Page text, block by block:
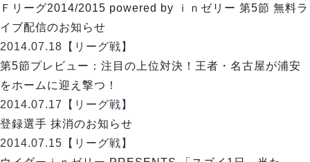
メットライフ生命Ｆリーグカップ 2026
試合日程・結果
大会概要
アリーナ情報
チケット情報
過去の記録
リガーレヴィア葛飾
Y．S．C．C．横浜
ヴィンセドール白山
アグレミーナ浜松
デウソン神戸
ポルセイド浜田
ミラクルスマイル新居浜
記念ゴール
ハットトリック
担当審判員
選手の通算記録（Ｆ１）
エスポラーダ北海道
バルドラール浦安
フウガドールすみだ
DIVISION 02
Ｆリーグ2014/2015 powered by ｉｎゼリー 第5節 無料ラ
イブ配信のお知らせ
2014.07.18 【リーグ戦】
第5節プレビュー：注目の上位対決！王者・名古屋が浦安
をホームに迎え撃つ！
2014.07.17
【リーグ戦】
登録選手 抹消のお知らせ
2014.07.15 【リーグ戦】